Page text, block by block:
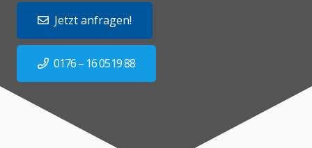
Jetzt anfragen!
0176 – 16 0519 88